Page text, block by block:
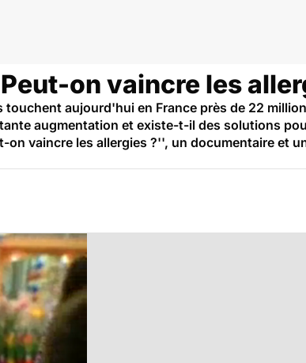
on vaincre les
aujourd'hui en France près de 22
augmentation et existe-t-il des solutions
vaincre les allergies ?'', un documentaire et